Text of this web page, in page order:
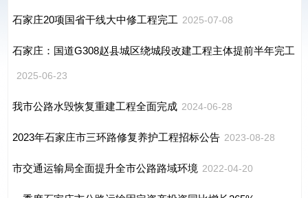
石家庄20项国省干线大中修工程完工 2025-07-08
石家庄：国道G308赵县城区绕城段改建工程主体提前半年完工
2025-06-23
我市公路水毁恢复重建工程全面完成 2024-06-28
2023年石家庄市三环路修复养护工程招标公告 2023-08-28
市交通运输局全面提升全市公路路域环境 2022-04-20